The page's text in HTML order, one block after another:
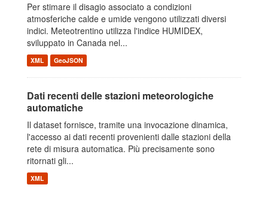
Per stimare il disagio associato a condizioni
atmosferiche calde e umide vengono utilizzati diversi
indici. Meteotrentino utilizza l'indice HUMIDEX,
sviluppato in Canada nel...
XML GeoJSON
Dati recenti delle stazioni meteorologiche
automatiche
Il dataset fornisce, tramite una invocazione dinamica,
l'accesso ai dati recenti provenienti dalle stazioni della
rete di misura automatica. Più precisamente sono
ritornati gli...
XML